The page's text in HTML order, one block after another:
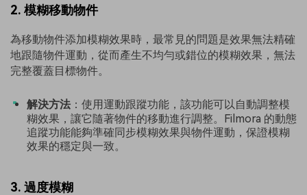
2. 模糊移動物件
為移動物件添加模糊效果時，最常見的問題是效果無法精確
地跟隨物件運動，從而產生不均勻或錯位的模糊效果，無法
完整覆蓋目標物件。
解決方法 ：使用運動跟蹤功能，該功能可以自動調整模
糊效果，讓它隨著物件的移動進行調整。Filmora 的動態
追蹤功能能夠準確同步模糊效果與物件運動，保證模糊
效果的穩定與一致。
3. 過度模糊